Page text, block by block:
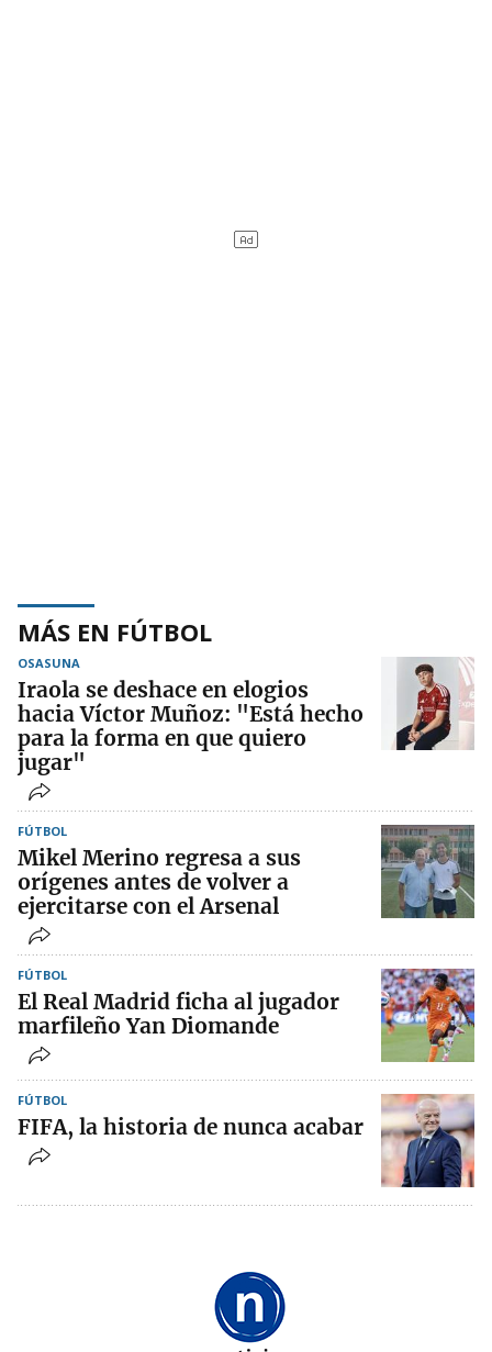
MÁS EN FÚTBOL
OSASUNA
Iraola se deshace en elogios
hacia Víctor Muñoz: "Está hecho
para la forma en que quiero
jugar"
FÚTBOL
Mikel Merino regresa a sus
orígenes antes de volver a
ejercitarse con el Arsenal
FÚTBOL
El Real Madrid ficha al jugador
marfileño Yan Diomande
FÚTBOL
FIFA, la historia de nunca acabar